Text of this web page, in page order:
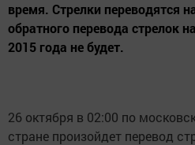
время. Стрелки переводятся
обратного перевода стрелок
2015 года не будет.
26 октября в 02:00 по
стране произойдет перевод